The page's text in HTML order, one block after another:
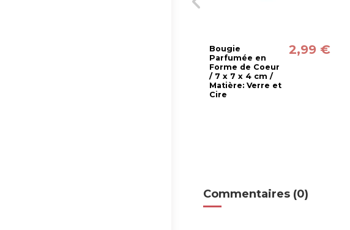
Bougie
Parfumée en
Forme de Coeur
/ 7 x 7 x 4 cm /
Matière: Verre et
Cire
2,99 €
Commentaires (0)